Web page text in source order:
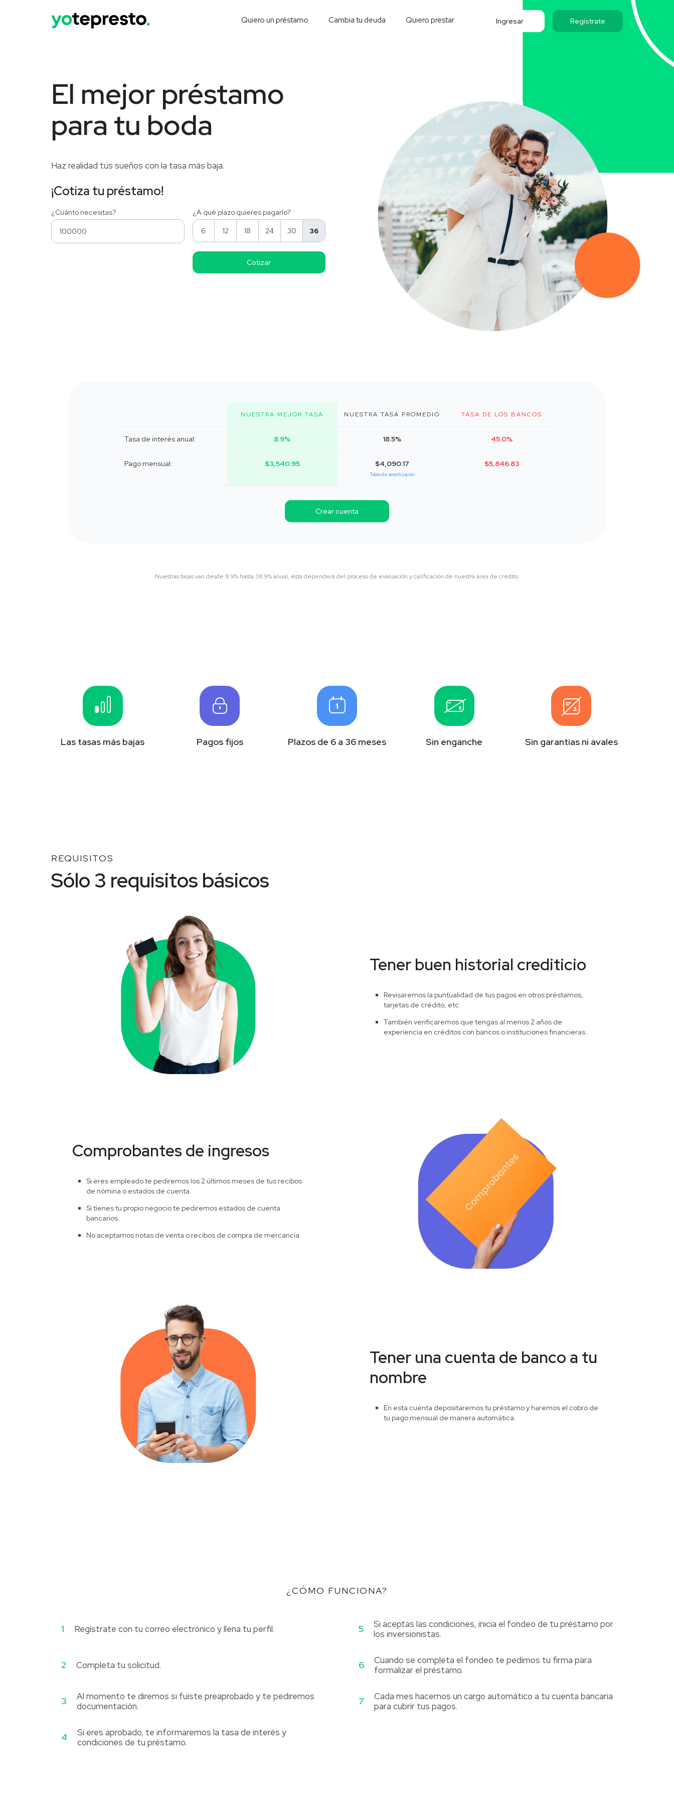
Quiero un préstamo Cambia tu deuda Quiero prestar Ingresar Regístrate
El mejor préstamo
para tu boda
Haz realidad tus sueños con la tasa más baja.
¡Cotiza tu préstamo!
¿Cuánto necesitas? ¿A qué plazo quieres pagarlo?
6 12 18 24 30 36
NUESTRA MEJOR TASA NUESTRA TASA PROMEDIO TASA DE LOS BANCOS
Tasa de interés anual: 8.9% 18.5% 45.0%
Pago mensual: $3,540.95 $4,090.17
Tabla de amortización
$5,846.83
Crear cuenta
Nuestras tasas van desde 8.9% hasta 38.9% anual, ésta dependerá del proceso de evaluación y calificación de nuestra área de crédito.
Las tasas más bajas Pagos fijos Plazos de 6 a 36 meses Sin enganche Sin garantías ni avales
REQUISITOS
Sólo 3 requisitos básicos
Tener buen historial crediticio
Revisaremos la puntualidad de tus pagos en otros préstamos,
tarjetas de crédito, etc.
También verificaremos que tengas al menos 2 años de
experiencia en créditos con bancos o instituciones financieras.
Comprobantes de ingresos
Si eres empleado te pediremos los 2 últimos meses de tus recibos
de nómina o estados de cuenta.
Si tienes tu propio negocio te pediremos estados de cuenta
bancarios.
No aceptamos notas de venta o recibos de compra de mercancía.
Tener una cuenta de banco a tu
nombre
En esta cuenta depositaremos tu préstamo y haremos el cobro de
tu pago mensual de manera automática.
¿CÓMO FUNCIONA?
1 Regístrate con tu correo electrónico y llena tu perfil.
2 Completa tu solicitud.
3
Al momento te diremos si fuiste preaprobado y te pediremos
documentación.
4
Si eres aprobado, te informaremos la tasa de interés y
condiciones de tu préstamo.
5
Si aceptas las condiciones, inicia el fondeo de tu préstamo por
los inversionistas.
6
Cuando se completa el fondeo te pedimos tu firma para
formalizar el préstamo.
7
Cada mes hacemos un cargo automático a tu cuenta bancaria
para cubrir tus pagos.